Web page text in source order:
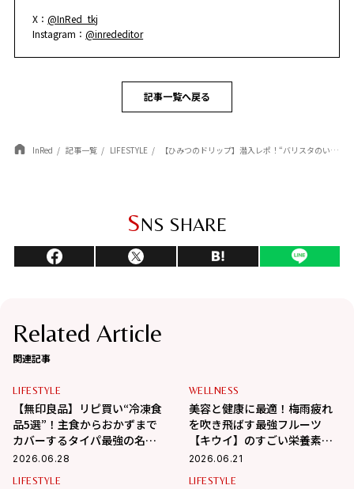
X：@InRed_tkj
Instagram：@inrededitor
記事一覧へ戻る
InRed 記事一覧 LIFESTYLE 【ひみつのドリップ】潜入レポ！“バリスタのいないアイスコーヒー専門店”が今年も表参道にかえってきた！
SNS SHARE
Related Article
関連記事
LIFESTYLE
【無印良品】リピ買い“冷凍食
品5選”！主食からおかずまで
カバーするタイパ最強の名品
レポ
2026.06.28
WELLNESS
美容と健康に最適！梅雨疲れ
を吹き飛ばす最強フルーツ
【キウイ】のすごい栄養素教
えます！
2026.06.21
LIFESTYLE
LIFESTYLE